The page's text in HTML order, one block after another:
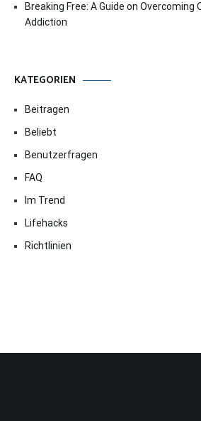
Breaking Free: A Guide on Overcoming
Addiction
KATEGORIEN
Beitragen
Beliebt
Benutzerfragen
FAQ
Im Trend
Lifehacks
Richtlinien